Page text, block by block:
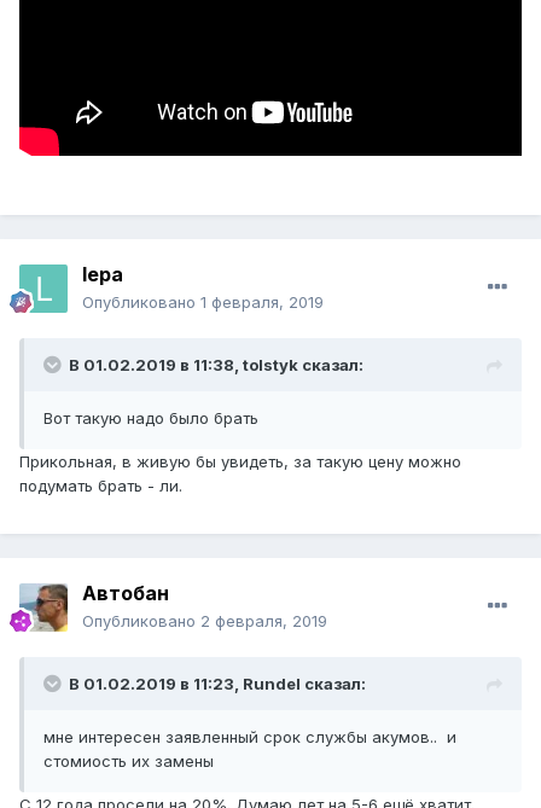
lepa
Опубликовано 1 февраля, 2019
В 01.02.2019 в 11:38, tolstyk сказал:
Вот такую надо было брать
Прикольная, в живую бы увидеть, за такую цену можно
подумать брать - ли.
Автобан
Опубликовано 2 февраля, 2019
В 01.02.2019 в 11:23, Rundel сказал:
мне интересен заявленный срок службы акумов.. и
стомиость их замены